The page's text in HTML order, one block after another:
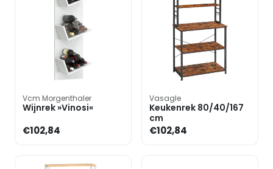
Vcm Morgenthaler
Wijnrek »Vinosi«
€102,84
Vasagle
Keukenrek 80/40/167
cm
€102,84